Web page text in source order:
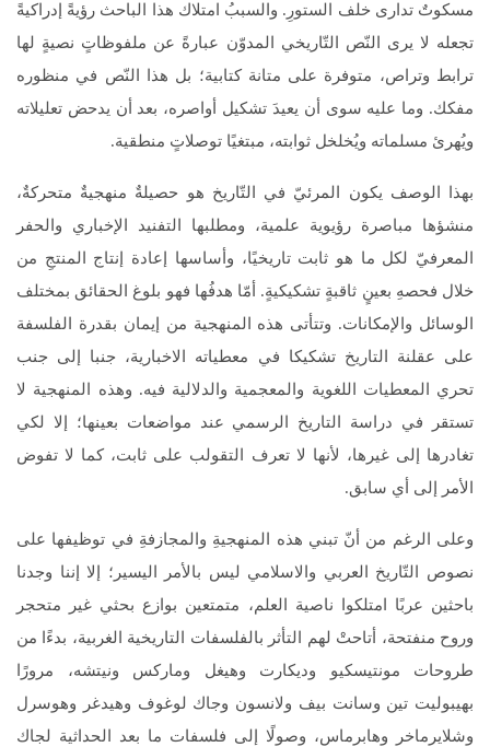
مسكوتٌ تدارى خلف الستورِ. والسببُ امتلاك هذا الباحث رؤيةً إدراكيةً
تجعله لا يرى النّص التّاريخي المدوّن عبارةً عن ملفوظاتٍ نصيةٍ لها
ترابط وتراص، متوفرة على متانة كتابية؛ بل هذا النّص في منظوره
مفكك. وما عليه سوى أن يعيدَ تشكيل أواصره، بعد أن يدحض تعليلاته
ويُهرئ مسلماته ويُخلخل ثوابته، مبتغيًا توصلاتٍ منطقية.
بهذا الوصف يكون المرئيّ في التّاريخ هو حصيلةٌ منهجيةٌ متحركةٌ،
منشؤها مباصرة رؤيوية علمية، ومطلبها التفنيد الإخباري والحفر
المعرفيّ لكل ما هو ثابت تاريخيًا، وأساسها إعادة إنتاج المنتجِ من
خلال فحصهِ بعينٍ ثاقبةٍ تشكيكيةٍ. أمّا هدفُها فهو بلوغ الحقائق بمختلف
الوسائل والإمكانات. وتتأتى هذه المنهجية من إيمان بقدرة الفلسفة
على عقلنة التاريخ تشكيكا في معطياته الاخبارية، جنبا إلى جنب
تحري المعطيات اللغوية والمعجمية والدلالية فيه. وهذه المنهجية لا
تستقر في دراسة التاريخ الرسمي عند مواضعات بعينها؛ إلا لكي
تغادرها إلى غيرها، لأنها لا تعرف التقولب على ثابت، كما لا تفوض
الأمر إلى أي سابق.
وعلى الرغم من أنّ تبني هذه المنهجيةِ والمجازفةِ في توظيفها على
نصوص التّاريخ العربي والاسلامي ليس بالأمر اليسير؛ إلا إننا وجدنا
باحثين عربًا امتلكوا ناصية العلم، متمتعين بوازع بحثي غير متحجر
وروح منفتحة، أتاحتْ لهم التأثر بالفلسفات التاريخية الغربية، بدءًا من
طروحات مونتيسكيو وديكارت وهيغل وماركس ونيتشه، مرورًا
بهيبوليت تين وسانت بيف ولانسون وجاك لوغوف وهيدغر وهوسرل
وشلايرماخر وهابرماس، وصولًا إلى فلسفات ما بعد الحداثية لجاك